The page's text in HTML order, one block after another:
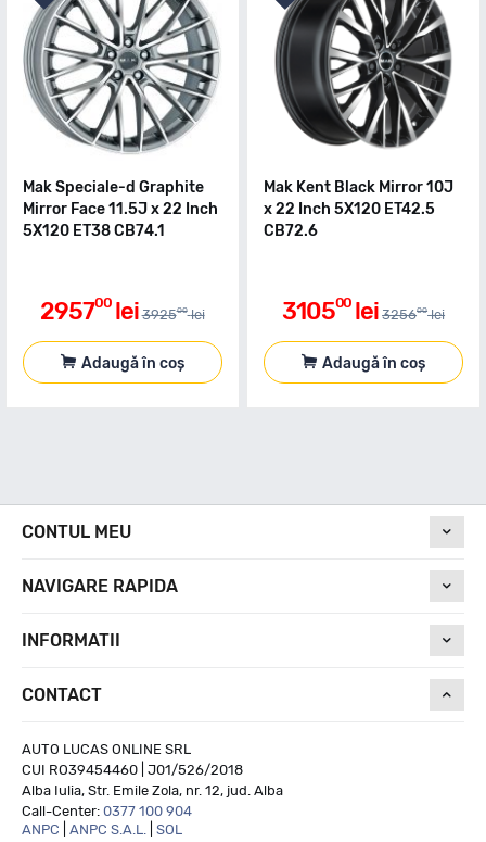
Mak Speciale-d Graphite
Mirror Face 11.5J x 22 Inch
5X120 ET38 CB74.1
295700 lei 392500 lei
Adaugă în coș
Mak Kent Black Mirror 10J
x 22 Inch 5X120 ET42.5
CB72.6
310500 lei 325600 lei
Adaugă în coș
CONTUL MEU
NAVIGARE RAPIDA
INFORMATII
CONTACT
AUTO LUCAS ONLINE SRL
CUI RO39454460 | J01/526/2018
Alba Iulia, Str. Emile Zola, nr. 12, jud. Alba
Call-Center: 0377 100 904
ANPC
ANPC S.A.L. SOL